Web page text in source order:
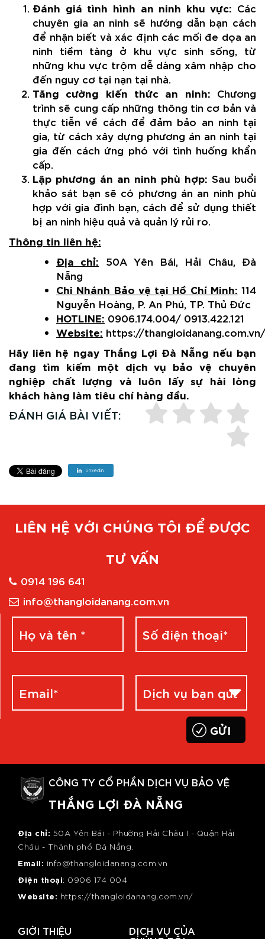
Đánh giá tình hình an ninh khu vực: Các
chuyên gia an ninh sẽ hướng dẫn bạn cách
để nhận biết và xác định các mối đe dọa an
ninh tiềm tàng ở khu vực sinh sống, từ
những khu vực trộm dễ dàng xâm nhập cho
đến nguy cơ tại nạn tại nhà.
Tăng cường kiến thức an ninh: Chương
trình sẽ cung cấp những thông tin cơ bản và
thực tiễn về cách để đảm bảo an ninh tại
gia, từ cách xây dựng phương án an ninh tại
gia đến cách ứng phó với tình huống khẩn
cấp.
Lập phương án an ninh phù hợp: Sau buổi
khảo sát bạn sẽ có phương án an ninh phù
hợp với gia đình bạn, cách để sử dụng thiết
bị an ninh hiệu quả và quản lý rủi ro.
Thông tin liên hệ:
Địa chỉ: 50A Yên Bái, Hải Châu, Đà
Nẵng
Chi Nhánh Bảo vệ tại Hồ Chí Minh: 114
Nguyễn Hoàng, P. An Phú, TP. Thủ Đức
HOTLINE: 0906.174.004/ 0913.422.121
Website: https://thangloidanang.com.vn/
Hãy liên hệ ngay Thắng Lợi Đà Nẵng nếu bạn
đang tìm kiếm một dịch vụ bảo vệ chuyên
nghiệp chất lượng và luôn lấy sự hài lòng
khách hàng làm tiêu chí hàng đầu.
ĐÁNH GIÁ BÀI VIẾT:
LIÊN HỆ VỚI CHÚNG TÔI ĐỂ ĐƯỢC
TƯ VẤN
0914 196 641
info@thangloidanang.com.vn
CÔNG TY CỔ PHẦN DỊCH VỤ BẢO VỆ
THẮNG LỢI ĐÀ NẴNG
Địa chỉ: 50A Yên Bái - Phường Hải Châu I - Quận Hải
Châu - Thành phố Đà Nẵng.
Email: info@thangloidanang.com.vn
Điện thoại: 0906 174 004
Website: https://thangloidanang.com.vn/
GIỚI THIỆU
DỊCH VỤ CỦA